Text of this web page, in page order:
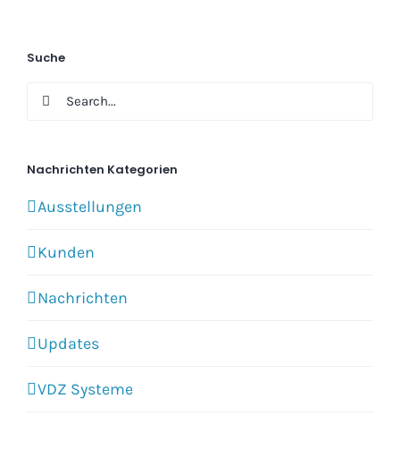
Suche
Search
Nachrichten Kategorien
Ausstellungen
Kunden
Nachrichten
Updates
VDZ Systeme